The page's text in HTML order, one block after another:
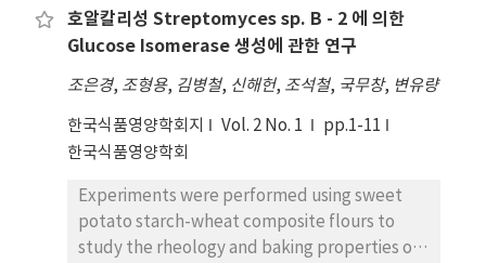
호알칼리성 Streptomyces sp. B - 2 에 의한
Glucose Isomerase 생성에 관한 연구
조은경, 조형용, 김병철, 신해헌, 조석철, 국무창, 변유량
한국식품영양학회지 Vol. 2 No. 1
pp.1-11
한국식품영양학회
Experiments were performed using sweet
potato starch-wheat composite flours to
study the rheology and baking properties of